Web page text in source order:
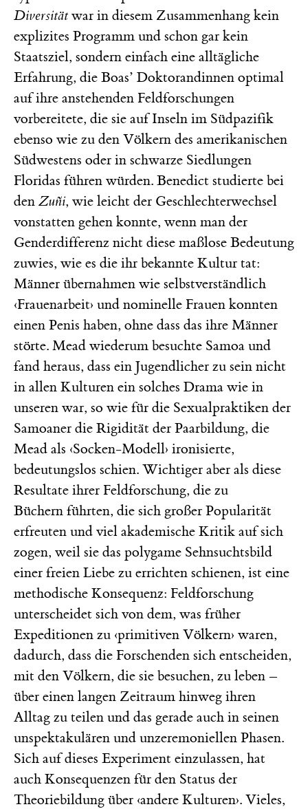
Diversität war in diesem Zusammenhang kein
explizites Programm und schon gar kein
Staatsziel, sondern einfach eine alltägliche
Erfahrung, die Boas’ Doktorandinnen optimal
auf ihre anstehenden Feldforschungen
vorbereitete, die sie auf Inseln im Südpazifik
ebenso wie zu den Völkern des amerikanischen
Südwestens oder in schwarze Siedlungen
Floridas führen würden. Benedict studierte bei
den Zuñi, wie leicht der Geschlechterwechsel
vonstatten gehen konnte, wenn man der
Genderdifferenz nicht diese maßlose Bedeutung
zuwies, wie es die ihr bekannte Kultur tat:
Männer übernahmen wie selbstverständlich
‹Frauenarbeit› und nominelle Frauen konnten
einen Penis haben, ohne dass das ihre Männer
störte. Mead wiederum besuchte Samoa und
fand heraus, dass ein Jugendlicher zu sein nicht
in allen Kulturen ein solches Drama wie in
unseren war, so wie für die Sexualpraktiken der
Samoaner die Rigidität der Paarbildung, die
Mead als ‹Socken-Modell› ironisierte,
bedeutungslos schien. Wichtiger aber als diese
Resultate ihrer Feldforschung, die zu
Büchern führten, die sich großer Popularität
erfreuten und viel akademische Kritik auf sich
zogen, weil sie das polygame Sehnsuchtsbild
einer freien Liebe zu errichten schienen, ist eine
methodische Konsequenz: Feldforschung
unterscheidet sich von dem, was früher
Expeditionen zu ‹primitiven Völkern› waren,
dadurch, dass die Forschenden sich entscheiden,
mit den Völkern, die sie besuchen, zu leben –
über einen langen Zeitraum hinweg ihren
Alltag zu teilen und das gerade auch in seinen
unspektakulären und unzeremoniellen Phasen.
Sich auf dieses Experiment einzulassen, hat
auch Konsequenzen für den Status der
Theoriebildung über ‹andere Kulturen›. Vieles,